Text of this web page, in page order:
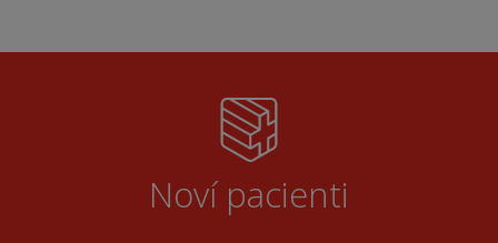
Noví pacienti